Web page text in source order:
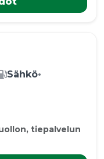
Sähkö•
tiepalvelun